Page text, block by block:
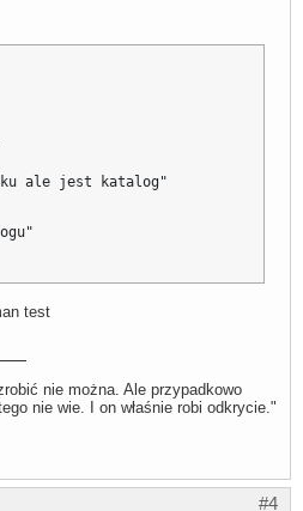
ale jest katalog"
test
nie można. Ale przypadkowo
nie wie. I on właśnie robi odkrycie."
#4